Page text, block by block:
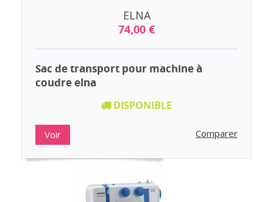
ELNA
74,00 €
Sac de transport pour machine à
coudre elna
DISPONIBLE
Voir Comparer